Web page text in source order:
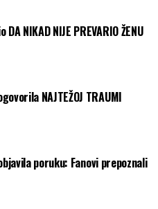
NIKAD NIJE PREVARIO ŽENU
NAJTEŽOJ TRAUMI
poruku: Fanovi prepoznali